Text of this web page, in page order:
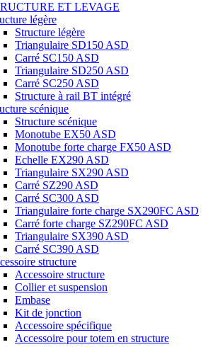
ET LEVAGE
légère
Structure légère
Triangulaire SD150 ASD
Carré SC150 ASD
Triangulaire SD250 ASD
Carré SC250 ASD
Structure à rail BT intégré
scénique
Structure scénique
Monotube EX50 ASD
Monotube forte charge FX50 ASD
Echelle EX290 ASD
Triangulaire SX290 ASD
Carré SZ290 ASD
Carré SC300 ASD
Triangulaire forte charge SX290FC ASD
Carré forte charge SZ290FC ASD
Triangulaire SX390 ASD
Carré SC390 ASD
structure
Accessoire structure
Collier et suspension
Embase
Kit de jonction
Accessoire spécifique
Accessoire pour totem en structure